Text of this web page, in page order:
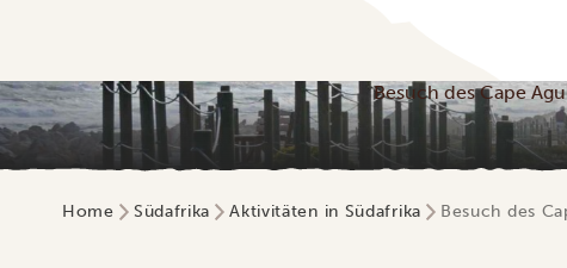
Besuch des Cape
Home Südafrika Aktivitäten in Südafrika Besuch des